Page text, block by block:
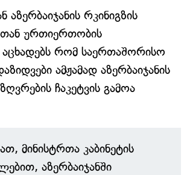
რკინიგზის
ურთიერთობის
აცხადებს რომ საერთაშორისო
ამჟამად აზერბაიჯანის
ჩაკეტვის გამოა
მინისტრთა კაბინეტის
აზერბაიჯანში